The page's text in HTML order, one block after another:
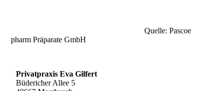
Quelle: Pascoe
pharm Präparate GmbH
Privatpraxis Eva Gilfert
Büdericher Allee 5